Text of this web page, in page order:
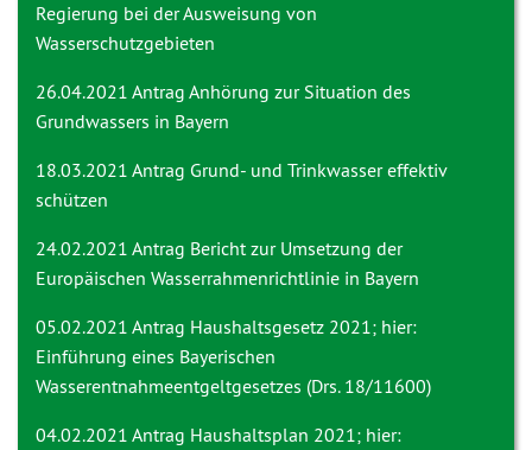
Regierung bei der Ausweisung von
Wasserschutzgebieten
26.04.2021 Antrag Anhörung zur Situation des
Grundwassers in Bayern
18.03.2021 Antrag Grund- und Trinkwasser effektiv
schützen
24.02.2021 Antrag Bericht zur Umsetzung der
Europäischen Wasserrahmenrichtlinie in Bayern
05.02.2021 Antrag Haushaltsgesetz 2021; hier:
Einführung eines Bayerischen
Wasserentnahmeentgeltgesetzes (Drs. 18/11600)
04.02.2021 Antrag Haushaltsplan 2021; hier: